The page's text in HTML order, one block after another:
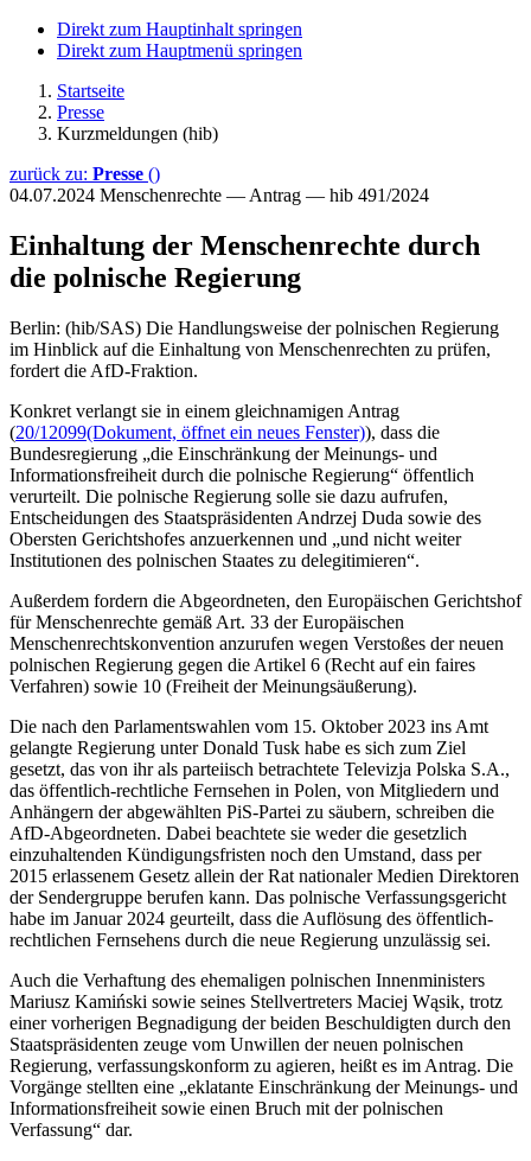
Direkt zum Hauptinhalt springen
Direkt zum Hauptmenü springen
Startseite
Presse
Kurzmeldungen (hib)
zurück zu: Presse ()
04.07.2024 Menschenrechte — Antrag — hib 491/2024
Einhaltung der Menschenrechte durch
die polnische Regierung
Berlin: (hib/SAS) Die Handlungsweise der polnischen Regierung
im Hinblick auf die Einhaltung von Menschenrechten zu prüfen,
fordert die AfD-Fraktion.
Konkret verlangt sie in einem gleichnamigen Antrag
(20/12099(Dokument, öffnet ein neues Fenster)), dass die
Bundesregierung „die Einschränkung der Meinungs- und
Informationsfreiheit durch die polnische Regierung“ öffentlich
verurteilt. Die polnische Regierung solle sie dazu aufrufen,
Entscheidungen des Staatspräsidenten Andrzej Duda sowie des
Obersten Gerichtshofes anzuerkennen und „und nicht weiter
Institutionen des polnischen Staates zu delegitimieren“.
Außerdem fordern die Abgeordneten, den Europäischen Gerichtshof
für Menschenrechte gemäß Art. 33 der Europäischen
Menschenrechtskonvention anzurufen wegen Verstoßes der neuen
polnischen Regierung gegen die Artikel 6 (Recht auf ein faires
Verfahren) sowie 10 (Freiheit der Meinungsäußerung).
Die nach den Parlamentswahlen vom 15. Oktober 2023 ins Amt
gelangte Regierung unter Donald Tusk habe es sich zum Ziel
gesetzt, das von ihr als parteiisch betrachtete Televizja Polska S.A.,
das öffentlich-rechtliche Fernsehen in Polen, von Mitgliedern und
Anhängern der abgewählten PiS-Partei zu säubern, schreiben die
AfD-Abgeordneten. Dabei beachtete sie weder die gesetzlich
einzuhaltenden Kündigungsfristen noch den Umstand, dass per
2015 erlassenem Gesetz allein der Rat nationaler Medien Direktoren
der Sendergruppe berufen kann. Das polnische Verfassungsgericht
habe im Januar 2024 geurteilt, dass die Auflösung des öffentlich-
rechtlichen Fernsehens durch die neue Regierung unzulässig sei.
Auch die Verhaftung des ehemaligen polnischen Innenministers
Mariusz Kamiński sowie seines Stellvertreters Maciej Wąsik, trotz
einer vorherigen Begnadigung der beiden Beschuldigten durch den
Staatspräsidenten zeuge vom Unwillen der neuen polnischen
Regierung, verfassungskonform zu agieren, heißt es im Antrag. Die
Vorgänge stellten eine „eklatante Einschränkung der Meinungs- und
Informationsfreiheit sowie einen Bruch mit der polnischen
Verfassung“ dar.